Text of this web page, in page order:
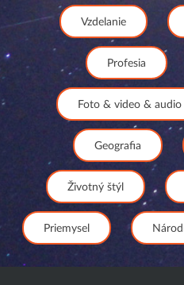
Vzdelanie
Profesia
Foto & video & audio
Geografia
Životný štýl
Priemysel